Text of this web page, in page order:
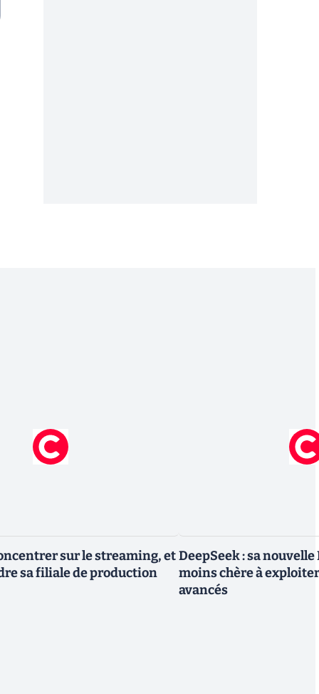
sur le streaming, et
sa filiale de production
DeepSeek : sa
moins chère à
avancés